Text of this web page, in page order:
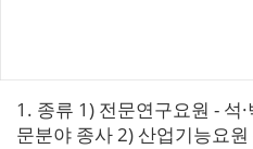
1. 종류​​ 1) 전문연구요원 - 석
문분야 종사 2) 산업기능요